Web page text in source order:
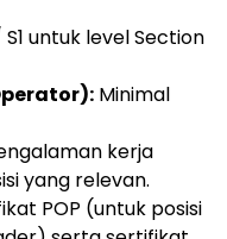
untuk level Section
Minimal
kerja
yang relevan.
POP (untuk posisi